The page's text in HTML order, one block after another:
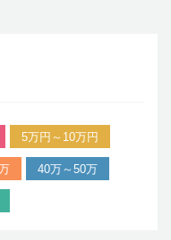
5万円～10万円
40万～50万